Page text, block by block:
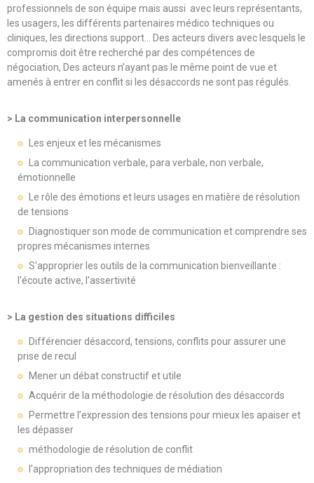
professionnels de son équipe mais aussi avec leurs représentants,
les usagers, les différents partenaires médico techniques ou
cliniques, les directions support… Des acteurs divers avec lesquels le
compromis doit être recherché par des compétences de
négociation, Des acteurs n’ayant pas le même point de vue et
amenés à entrer en conflit si les désaccords ne sont pas régulés.
> La communication interpersonnelle
Les enjeux et les mécanismes
La communication verbale, para verbale, non verbale,
émotionnelle
Le rôle des émotions et leurs usages en matière de résolution
de tensions
Diagnostiquer son mode de communication et comprendre ses
propres mécanismes internes
S'approprier les outils de la communication bienveillante :
l'écoute active, l'assertivité
> La gestion des situations difficiles
Différencier désaccord, tensions, conflits pour assurer une
prise de recul
Mener un débat constructif et utile
Acquérir de la méthodologie de résolution des désaccords
Permettre l’expression des tensions pour mieux les apaiser et
les dépasser
méthodologie de résolution de conflit
l'appropriation des techniques de médiation